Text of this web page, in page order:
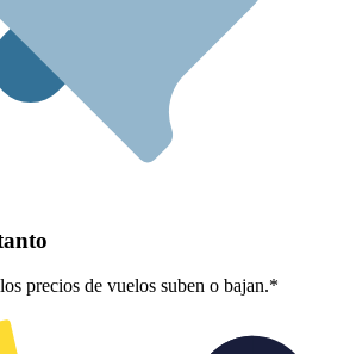
precios de vuelos suben o bajan.*